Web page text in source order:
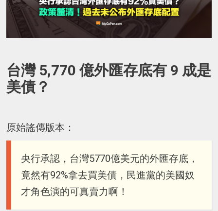
台灣 5,770 億外匯存底有 9 成是
美債？
原始謠傳版本：
央行承認，台灣5770億美元的外匯存底，
竟然有92%拿去買美債，民進黨的美國奴
才角色演的可真賣力啊！